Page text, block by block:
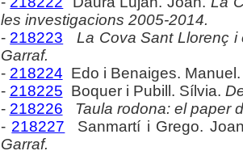
les investigacions 2005-2014.
- 218223
La Cova Sant Llorenç
Garraf.
- 218224 Edo i Benaiges.
- 218225 Boquer i Pubill. Sílvia.
- 218226
Taula rodona: el paper
- 218227 Sanmartí i Grego.
Garraf.